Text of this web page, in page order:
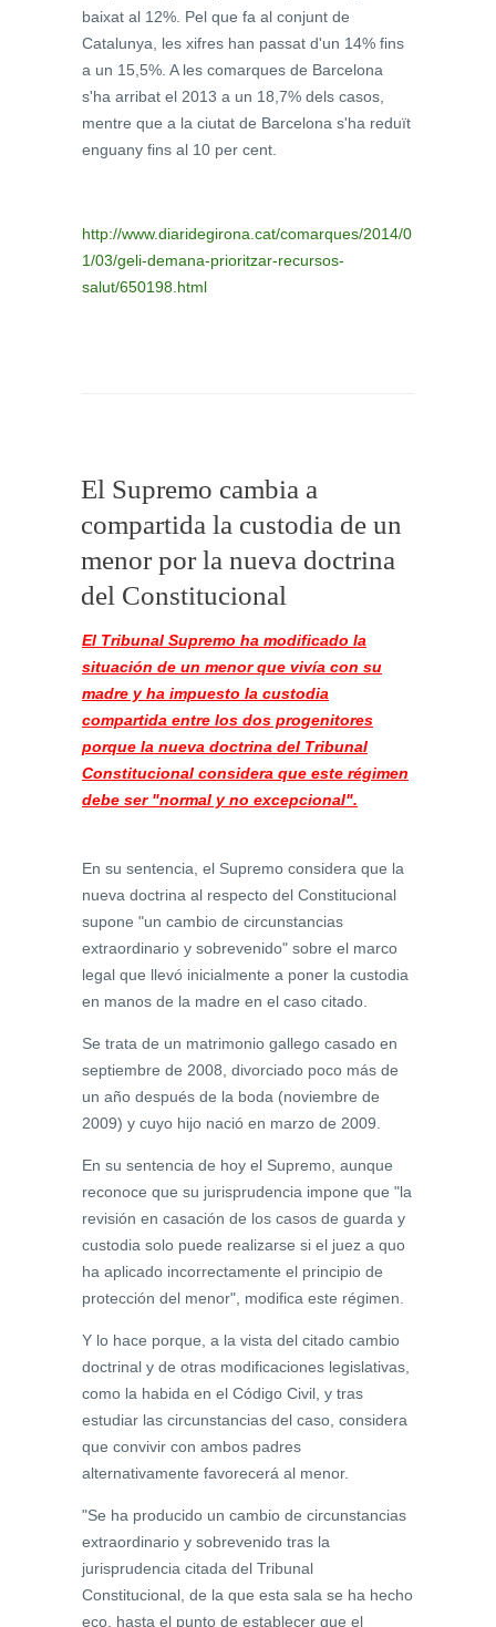
baixat al 12%. Pel que fa al conjunt de
Catalunya, les xifres han passat d'un 14% fins
a un 15,5%. A les comarques de Barcelona
s'ha arribat el 2013 a un 18,7% dels casos,
mentre que a la ciutat de Barcelona s'ha reduït
enguany fins al 10 per cent.
http://www.diaridegirona.cat/comarques/2014/0
1/03/geli-demana-prioritzar-recursos-
salut/650198.html
El Supremo cambia a
compartida la custodia de un
menor por la nueva doctrina
del Constitucional
El Tribunal Supremo ha modificado la
situación de un menor que vivía con su
madre y ha impuesto la custodia
compartida entre los dos progenitores
porque la nueva doctrina del Tribunal
Constitucional considera que este régimen
debe ser "normal y no excepcional".
En su sentencia, el Supremo considera que la
nueva doctrina al respecto del Constitucional
supone "un cambio de circunstancias
extraordinario y sobrevenido" sobre el marco
legal que llevó inicialmente a poner la custodia
en manos de la madre en el caso citado.
Se trata de un matrimonio gallego casado en
septiembre de 2008, divorciado poco más de
un año después de la boda (noviembre de
2009) y cuyo hijo nació en marzo de 2009.
En su sentencia de hoy el Supremo, aunque
reconoce que su jurisprudencia impone que "la
revisión en casación de los casos de guarda y
custodia solo puede realizarse si el juez a quo
ha aplicado incorrectamente el principio de
protección del menor", modifica este régimen.
Y lo hace porque, a la vista del citado cambio
doctrinal y de otras modificaciones legislativas,
como la habida en el Código Civil, y tras
estudiar las circunstancias del caso, considera
que convivir con ambos padres
alternativamente favorecerá al menor.
"Se ha producido un cambio de circunstancias
extraordinario y sobrevenido tras la
jurisprudencia citada del Tribunal
Constitucional, de la que esta sala se ha hecho
eco, hasta el punto de establecer que el